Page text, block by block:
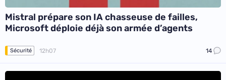
Mistral prépare son IA chasseuse de failles,
Microsoft déploie déjà son armée d’agents
Sécurité 12h07 14